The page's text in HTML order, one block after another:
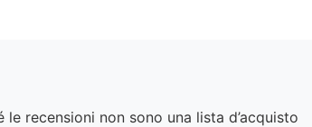
le recensioni non sono una lista d’acquisto